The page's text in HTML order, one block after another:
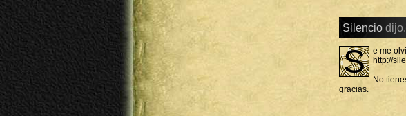
Silencio
S
e me
http://
No
gracias.